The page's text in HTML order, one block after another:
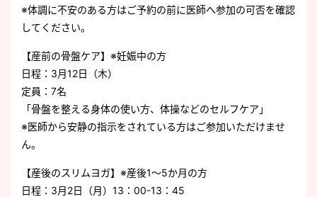
※体調に不安のある方はご予約の前に医師へ参加の可否を確認
してください。
【産前の骨盤ケア】※妊娠中の方
日程：3月12日（木）
定員：7名
「骨盤を整える身体の使い方、体操などのセルフケア」
※医師から安静の指示をされている方はご参加いただけませ
ん。
【産後のスリムヨガ】※産後1～5か月の方
日程：3月2日（月）13：00-13：45